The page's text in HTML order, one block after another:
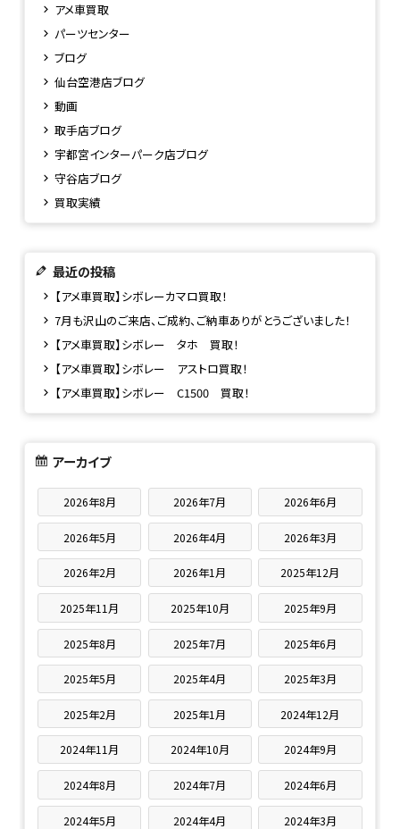
アメ車買取
パーツセンター
ブログ
仙台空港店ブログ
動画
取手店ブログ
宇都宮インターパーク店ブログ
守谷店ブログ
買取実績
最近の投稿
【アメ車買取】シボレーカマロ買取！
7月も沢山のご来店、ご成約、ご納車ありがとうございました！
【アメ車買取】シボレー タホ 買取！
【アメ車買取】シボレー アストロ買取！
【アメ車買取】シボレー C1500 買取！
アーカイブ
2026年8月 2026年7月 2026年6月
2026年5月 2026年4月 2026年3月
2026年2月 2026年1月 2025年12月
2025年11月 2025年10月 2025年9月
2025年8月 2025年7月 2025年6月
2025年5月 2025年4月 2025年3月
2025年2月 2025年1月 2024年12月
2024年11月 2024年10月 2024年9月
2024年8月 2024年7月 2024年6月
2024年5月 2024年4月 2024年3月